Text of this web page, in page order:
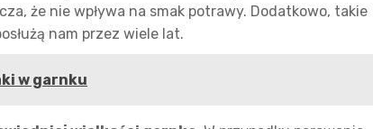
że nie wpływa na smak potrawy. Dodatkowo, takie
nam przez wiele lat.
w garnku